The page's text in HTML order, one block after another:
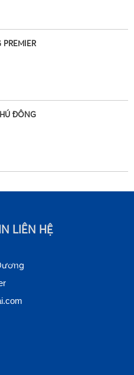
ĐÔNG
LIÊN HỆ